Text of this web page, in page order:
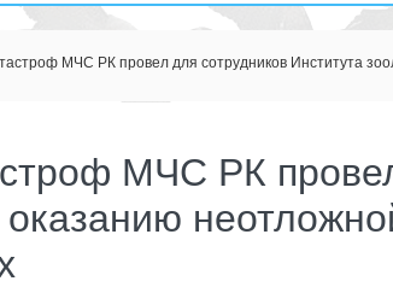
МЧС РК провел для сотрудников Института
МЧС РК
оказанию